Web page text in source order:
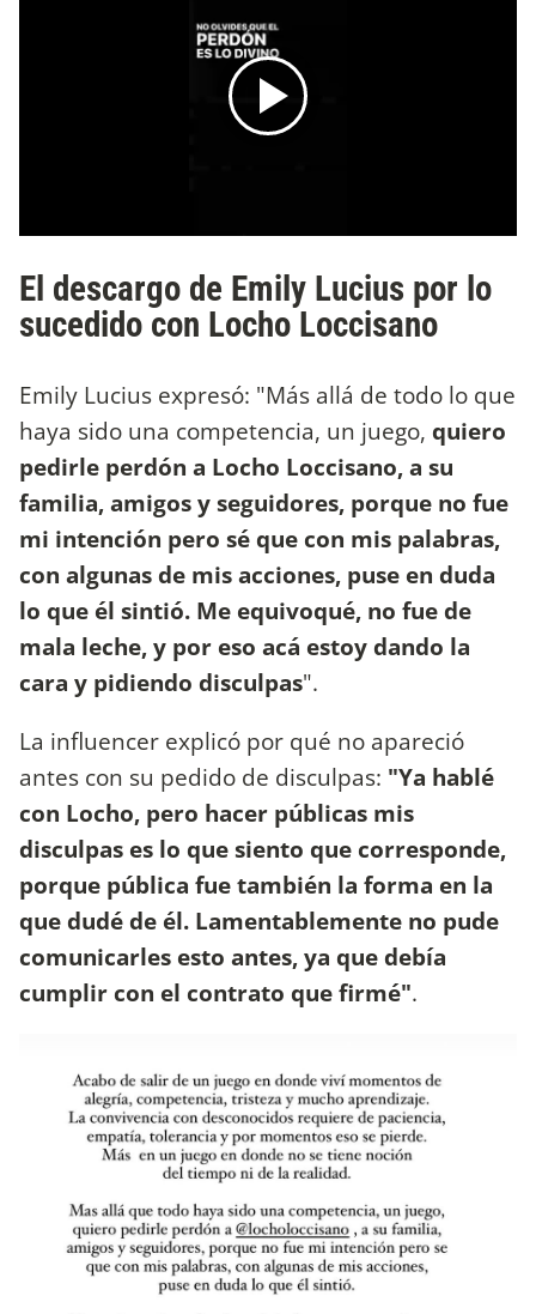
El descargo de Emily Lucius por lo
sucedido con Locho Loccisano
Emily Lucius expresó: "Más allá de todo lo que
haya sido una competencia, un juego, quiero
pedirle perdón a Locho Loccisano, a su
familia, amigos y seguidores, porque no fue
mi intención pero sé que con mis palabras,
con algunas de mis acciones, puse en duda
lo que él sintió. Me equivoqué, no fue de
mala leche, y por eso acá estoy dando la
cara y pidiendo disculpas".
La influencer explicó por qué no apareció
antes con su pedido de disculpas: "Ya hablé
con Locho, pero hacer públicas mis
disculpas es lo que siento que corresponde,
porque pública fue también la forma en la
que dudé de él. Lamentablemente no pude
comunicarles esto antes, ya que debía
cumplir con el contrato que firmé".